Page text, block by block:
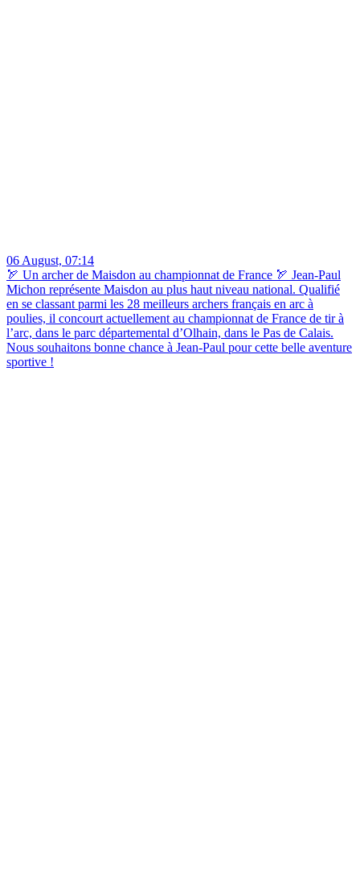
06 August, 07:14
🏹 Un archer de Maisdon au championnat de France 🏹 Jean-Paul
Michon représente Maisdon au plus haut niveau national. Qualifié
en se classant parmi les 28 meilleurs archers français en arc à
poulies, il concourt actuellement au championnat de France de tir à
l’arc, dans le parc départemental d’Olhain, dans le Pas de Calais.
Nous souhaitons bonne chance à Jean-Paul pour cette belle aventure
sportive !